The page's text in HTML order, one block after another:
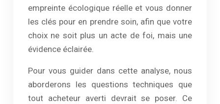
empreinte écologique réelle et vous donner
les clés pour en prendre soin, afin que votre
choix ne soit plus un acte de foi, mais une
évidence éclairée.
Pour vous guider dans cette analyse, nous
aborderons les questions techniques que
tout acheteur averti devrait se poser. Ce